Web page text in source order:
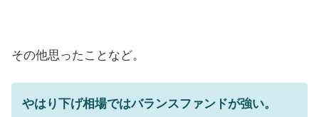
その他思ったことなど。
やはり下げ相場ではバランスファンドが強い。